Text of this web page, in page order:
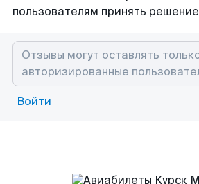
пользователям принять решение
Войти